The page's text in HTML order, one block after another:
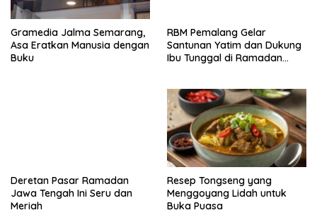
Gramedia Jalma Semarang,
Asa Eratkan Manusia dengan
Buku
RBM Pemalang Gelar
Santunan Yatim dan Dukung
Ibu Tunggal di Ramadan
Deretan Pasar Ramadan
Jawa Tengah Ini Seru dan
Meriah
Resep Tongseng yang
Menggoyang Lidah untuk
Buka Puasa